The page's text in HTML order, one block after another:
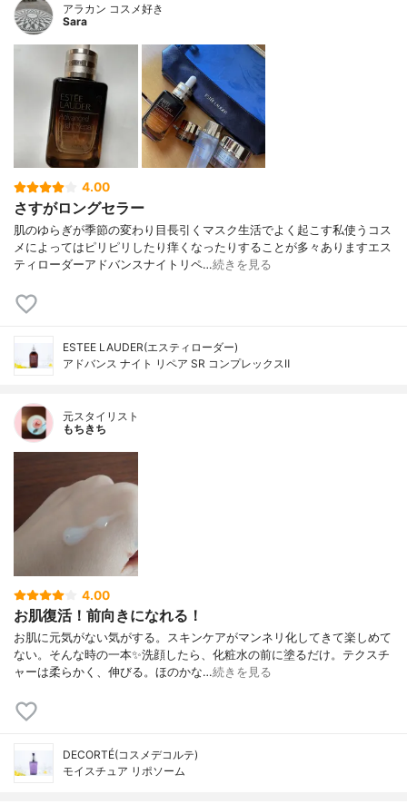
アラカン コスメ好き
Sara
4.00
さすがロングセラー
肌のゆらぎが季節の変わり目長引くマスク生活でよく起こす私使うコス
メによってはピリピリしたり痒くなったりすることが多々ありますエス
ティローダーアドバンスナイトリペ…続きを見る
ESTEE LAUDER(エスティローダー)
アドバンス ナイト リペア SR コンプレックスⅡ
元スタイリスト
もちきち
4.00
お肌復活！前向きになれる！
お肌に元気がない気がする。スキンケアがマンネリ化してきて楽しめて
ない。そんな時の一本✨洗顔したら、化粧水の前に塗るだけ。テクスチ
ャーは柔らかく、伸びる。ほのかな…続きを見る
DECORTÉ(コスメデコルテ)
モイスチュア リポソーム